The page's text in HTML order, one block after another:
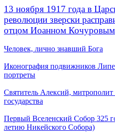
13 ноября 1917 года в
революции зверски
отцом Иоанном Кочуровым
Человек, лично знавший Бога
Иконография подвижников
портреты
Святитель Алексий,
государства
Первый Вселенский Собор 325
летию Никейского Собора)